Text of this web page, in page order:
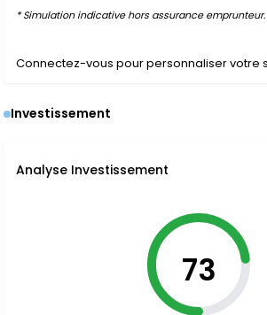
* Simulation indicative hors assurance emprunteur.
Connectez-vous pour personnaliser votre
Investissement
Analyse Investissement
73